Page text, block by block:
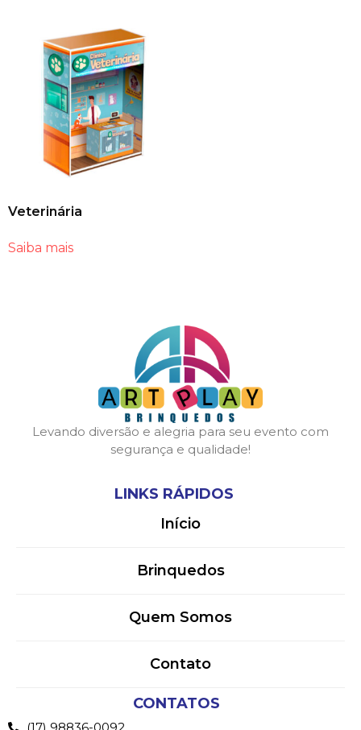
Veterinária
Saiba mais
Levando diversão e alegria para seu evento com
segurança e qualidade!
LINKS RÁPIDOS
Início
Brinquedos
Quem Somos
Contato
CONTATOS
(17) 98836-0092